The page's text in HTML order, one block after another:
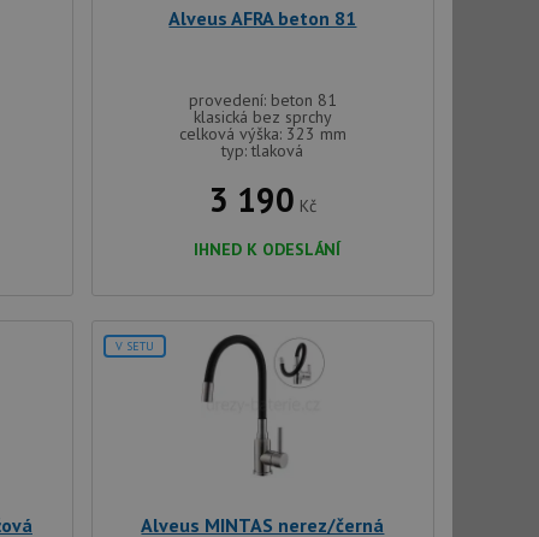
Alveus AFRA beton 81
provedení: beton 81
klasická bez sprchy
celková výška: 323 mm
typ: tlaková
3 190 Kč
IHNED K ODESLÁNÍ
V SETU
Alveus MINTAS nerez/černá
CORS po
cookie lepivosti
Script.com
- což je
požadavku
ochrany